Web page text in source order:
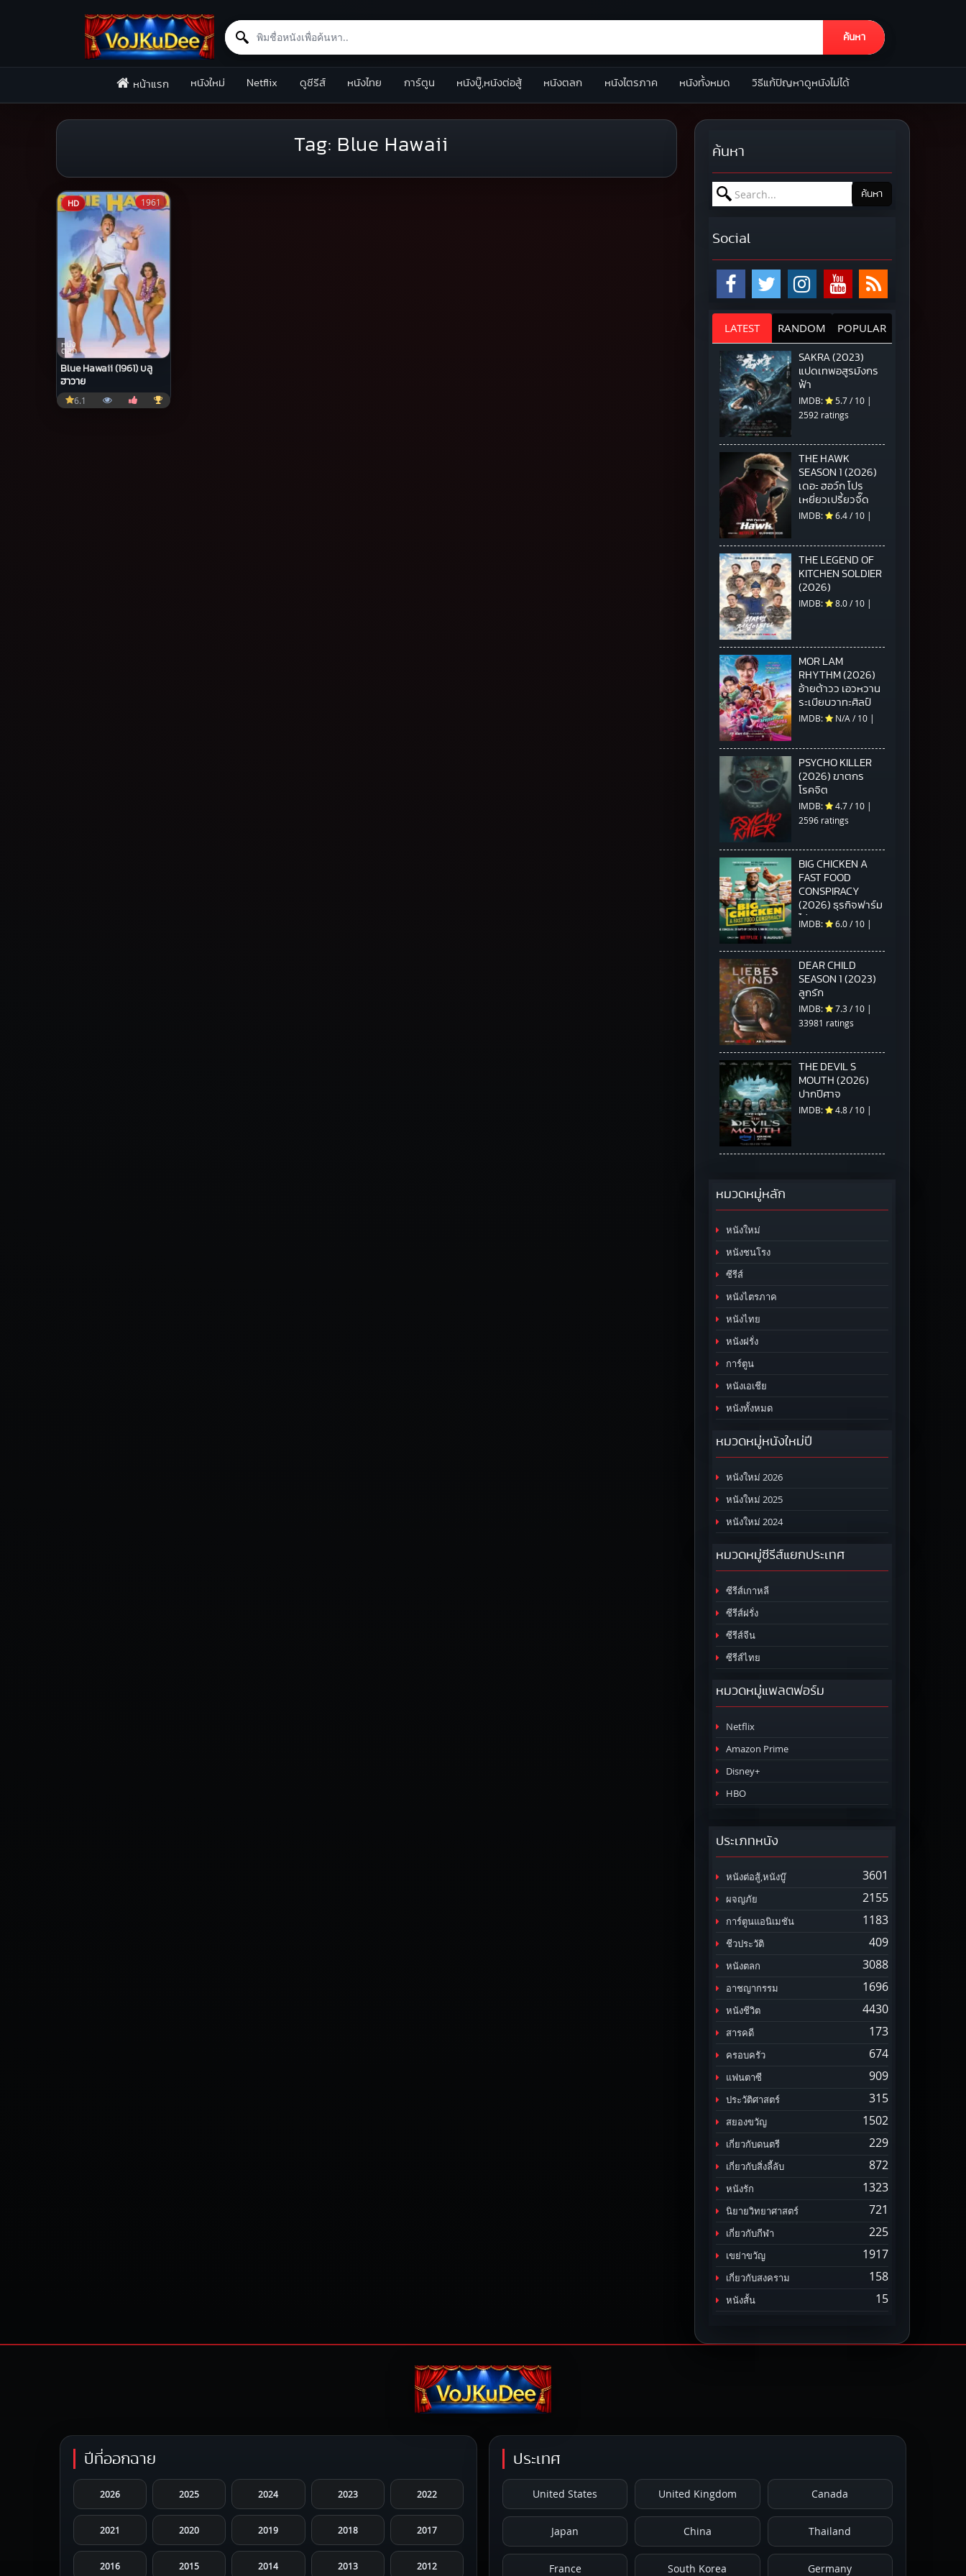
Search for:
ค้นหา
หน้าแรก หนังใหม่ Netflix ดูซีรีส์ หนังไทย การ์ตูน หนังบู๊,หนังต่อสู้ หนังตลก หนังไตรภาค หนังทั้งหมด วิธีแก้ปัญหาดูหนังไม่ได้
Tag: Blue Hawaii
HD
หนัง
ตลก
Blue Hawaii (1961) บลู
ฮาวาย
1961
6.1
ค้นหา
Search for: ค้นหา
Social
LATEST RANDOM POPULAR
SAKRA (2023)
แปดเทพอสูรมังกร
ฟ้า
IMDB: 5.7/10 |
2592 ratings
THE HAWK
SEASON 1 (2026)
เดอะ ฮอว์ก โปร
เหยี่ยวเปรี้ยวจี๊ด
IMDB: 6.4/10 |
THE LEGEND OF
KITCHEN SOLDIER
(2026)
IMDB: 8.0/10 |
MOR LAM
RHYTHM (2026)
อ้ายต้าวว เอวหวาน
ระเบียบวาทะศิลป์
IMDB: N/A /10 |
PSYCHO KILLER
(2026) ฆาตกร
โรคจิต
IMDB: 4.7/10 |
2596 ratings
BIG CHICKEN A
FAST FOOD
CONSPIRACY
(2026) ธุรกิจฟาร์ม
ไก่ แผนสมคบคิดวง
IMDB: 6.0/10 |
DEAR CHILD
SEASON 1 (2023)
ลูกรัก
IMDB: 7.3/10 |
33981 ratings
THE DEVIL S
MOUTH (2026)
ปากปีศาจ
IMDB: 4.8/10 |
หมวดหมู่หลัก
หนังใหม่
หนังชนโรง
ซีรีส์
หนังไตรภาค
หนังไทย
หนังฝรั่ง
การ์ตูน
หนังเอเชีย
หนังทั้งหมด
หมวดหมู่หนังใหม่ปี
หนังใหม่ 2026
หนังใหม่ 2025
หนังใหม่ 2024
หมวดหมู่ซีรีส์แยกประเทศ
ซีรีส์เกาหลี
ซีรีส์ฝรั่ง
ซีรีส์จีน
ซีรีส์ไทย
หมวดหมู่แพลตฟอร์ม
Netflix
Amazon Prime
Disney+
HBO
ประเภทหนัง
หนังต่อสู้,หนังบู๊ 3601
ผจญภัย 2155
การ์ตูนแอนิเมชัน 1183
ชีวประวัติ 409
หนังตลก 3088
อาชญากรรม 1696
หนังชีวิต 4430
สารคดี 173
ครอบครัว 674
แฟนตาซี 909
ประวัติศาสตร์ 315
สยองขวัญ 1502
เกี่ยวกับดนตรี 229
เกี่ยวกับสิ่งลี้ลับ 872
หนังรัก 1323
นิยายวิทยาศาสตร์ 721
เกี่ยวกับกีฬา 225
เขย่าขวัญ 1917
เกี่ยวกับสงคราม 158
หนังสั้น 15
ปีที่ออกฉาย
2026 2025 2024 2023 2022
2021 2020 2019 2018 2017
2016 2015 2014 2013 2012
ประเทศ
United States United Kingdom Canada
Japan China Thailand
France South Korea Germany